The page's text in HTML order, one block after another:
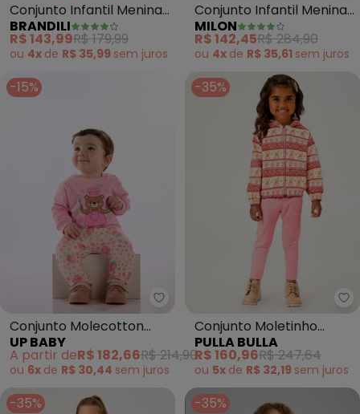
Conjunto Infantil Menina
Estrela (Rosa)
BRANDILI
R$ 143,99R$ 179,99
ou 4x de R$ 35,99 sem juros
Conjunto Infantil Menina
Flores (Rosa)
MILON
R$ 142,45R$ 284,90
ou 4x de R$ 35,61 sem juros
-15%
Up Baby - Conjunto
Conjunto Molecotton
Calça Peluciada Rosa
UP BABY
A partir deR$ 182,66R$ 214,90
ou 6x de R$ 30,44 sem juros
-35%
Conjunto Moletinho
(Rosa)
PULLA BULLA
R$ 160,96R$ 247,64
ou 5x de R$ 32,19 sem juros
-35% -35%